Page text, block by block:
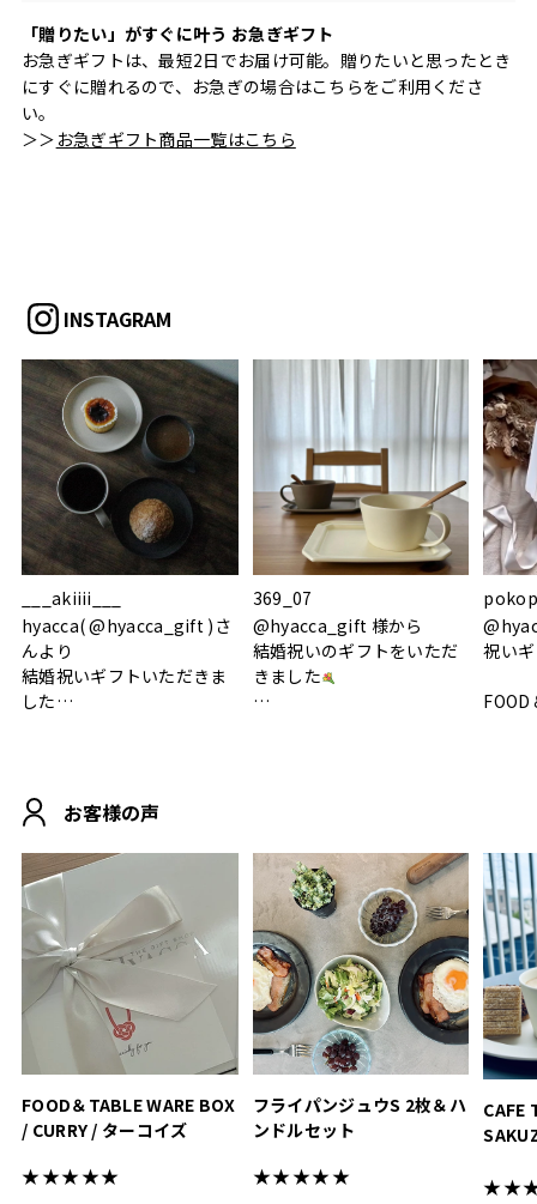
「贈りたい」がすぐに叶う お急ぎギフト
お急ぎギフトは、最短2日でお届け可能。贈りたいと思ったとき
にすぐに贈れるので、お急ぎの場合はこちらをご利用くださ
い。
＞＞ お急ぎギフト商品一覧はこちら
INSTAGRAM
___akiiii___
hyacca( @hyacca_gift )さ
んより
結婚祝いギフトいただきま
した
おうちカフェもお洒落にな
って嬉しい𖠚 ⡱
.
#hyacca #結婚祝い
369_07
@hyacca_gift 様から
結婚祝いのギフトをいただ
きました
素敵なギフトを
ありがとうございました
#hyacca #結婚祝い
#お祝い #プレゼント
祝い
FOOD
真っ
いい
#結婚
淡色
結婚
色イ
お客様の声
FOOD＆TABLE WARE BOX
/ CURRY / ターコイズ
★★★★★
フライパンジュウS 2枚＆ハ
ンドルセット
★★★★★
CAFE